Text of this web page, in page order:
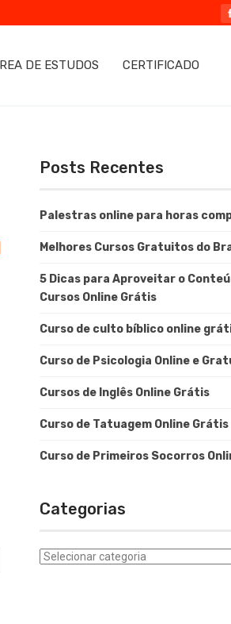
DE ESTUDOS CERTIFICADO
Posts Recentes
Palestras online para horas
Melhores Cursos Gratuitos do
5 Dicas para Aproveitar o
Cursos Online Grátis
Curso de culto bíblico online
Curso de Psicologia Online e
Cursos de Inglês Online Grátis
Curso de Tatuagem Online Grátis
Curso de Primeiros Socorros
Categorias
Categorias